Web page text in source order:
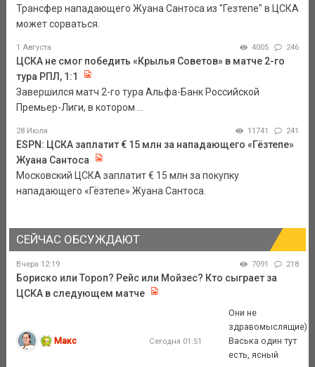
Трансфер нападающего Жуана Сантоса из "Гезтепе" в ЦСКА
может сорваться.
1 Августа 4005 246
ЦСКА не смог победить «Крылья Советов» в матче 2-го
тура РПЛ, 1:1
Завершился матч 2-го тура Альфа-Банк Российской
Премьер-Лиги, в котором ...
28 Июля 11741 241
ESPN: ЦСКА заплатит € 15 млн за нападающего «Гёзтепе»
Жуана Сантоса
Московский ЦСКА заплатит € 15 млн за покупку
нападающего «Гёзтепе» Жуана Сантоса.
СЕЙЧАС ОБСУЖДАЮТ
Вчера 12:19 7091 218
Бориско или Тороп? Рейс или Мойзес? Кто сыграет за
ЦСКА в следующем матче
Макс Сегодня 01:51
Они не
здравомыслящие)
Васька один тут
есть, ясный